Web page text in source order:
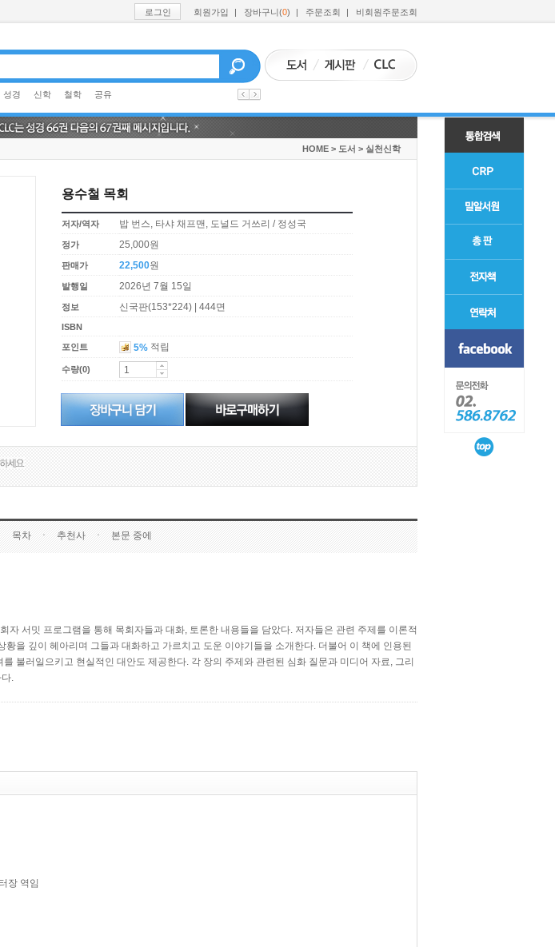
로그인 회원가입 | 장바구니(0) | 주문조회 | 비회원주문조회
성경 신학 철학 공유
HOME > 도서 > 실천신학
용수철 목회
저자/역자 밥 번스, 타샤 채프맨, 도널드 거쓰리 / 정성국
정가 25,000원
판매가 22,500원
발행일 2026년 7월 15일
정보 신국판(153*224) | 444면
ISBN
포인트 5% 적립
수량(0)
목차 ㆍ 추천사 ㆍ 본문 중에
서밋 프로그램을 통해 목회자들과 대화, 토론한 내용들을 담았다. 저자들은 관련 주제를 이론적
을 깊이 헤아리며 그들과 대화하고 가르치고 도운 이야기들을 소개한다. 더불어 이 책에 인용된
불러일으키고 현실적인 대안도 제공한다. 각 장의 주제와 관련된 심화 질문과 미디어 자료, 그리
.
장 역임